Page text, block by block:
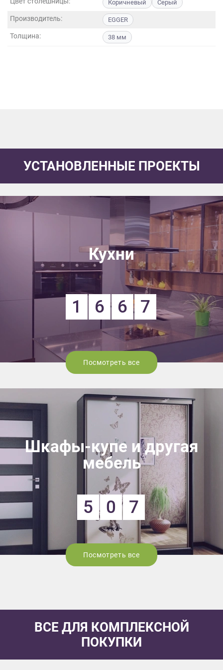
Коричневый Серый
Производитель: EGGER
Толщина: 38 мм
УСТАНОВЛЕННЫЕ ПРОЕКТЫ
Кухни
1 6 6 7
Посмотреть все
Шкафы-купе и другая
мебель
5 0 7
Посмотреть все
ВСЕ ДЛЯ КОМПЛЕКСНОЙ
ПОКУПКИ
данных.